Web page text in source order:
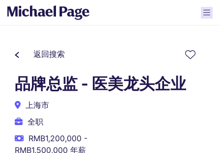
返回搜索
品牌总监 - 医美龙头企业
上海市
全职
RMB1,200,000 -
RMB1,500,000 年薪